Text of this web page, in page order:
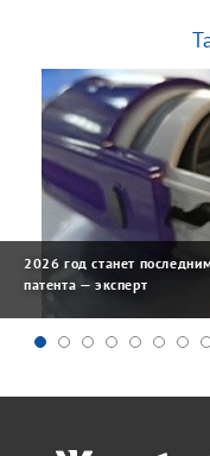
2026 год станет
патента — эксперт